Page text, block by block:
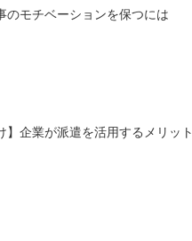
のモチベーションを保つには
】企業が派遣を活用するメリット